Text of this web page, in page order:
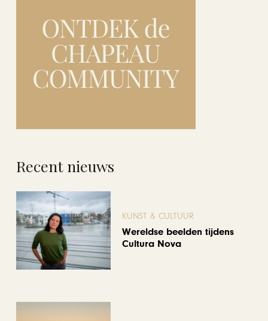
Recent nieuws
KUNST & CULTUUR
Wereldse beelden tijdens
Cultura Nova